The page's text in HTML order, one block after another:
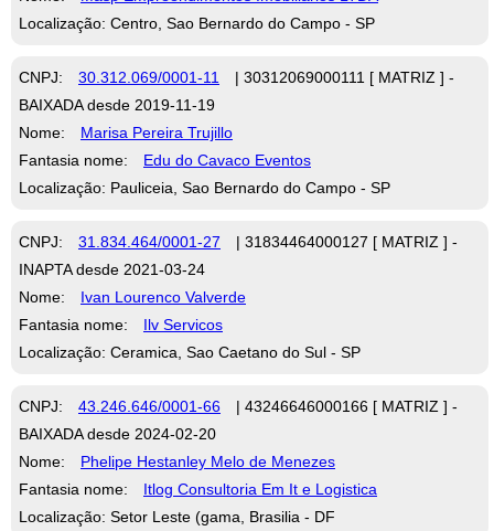
Localização: Centro, Sao Bernardo do Campo - SP
CNPJ: 30.312.069/0001-11
| 30312069000111 [ MATRIZ ] -
BAIXADA desde 2019-11-19
Nome:
Marisa Pereira Trujillo
Fantasia nome:
Edu do Cavaco Eventos
Localização: Pauliceia, Sao Bernardo do Campo - SP
CNPJ: 31.834.464/0001-27
| 31834464000127 [ MATRIZ ] -
INAPTA desde 2021-03-24
Nome:
Ivan Lourenco Valverde
Fantasia nome:
Ilv Servicos
Localização: Ceramica, Sao Caetano do Sul - SP
CNPJ: 43.246.646/0001-66
| 43246646000166 [ MATRIZ ] -
BAIXADA desde 2024-02-20
Nome:
Phelipe Hestanley Melo de Menezes
Fantasia nome:
Itlog Consultoria Em It e Logistica
Localização: Setor Leste (gama, Brasilia - DF